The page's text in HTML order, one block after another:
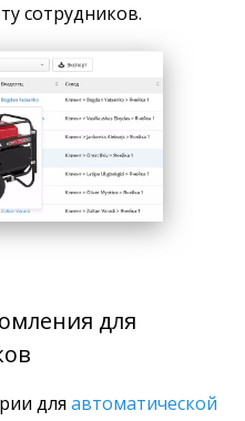
сотрудников.
для
для автоматической